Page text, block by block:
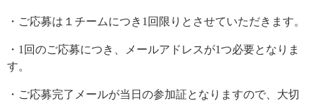
・ご応募は１チームにつき 1 回限りとさせていただきます。
・ 1 回のご応募につき、メールアドレスが1つ必要となりま
す。
・ご応募完了メールが当日の参加証となりますので、大切